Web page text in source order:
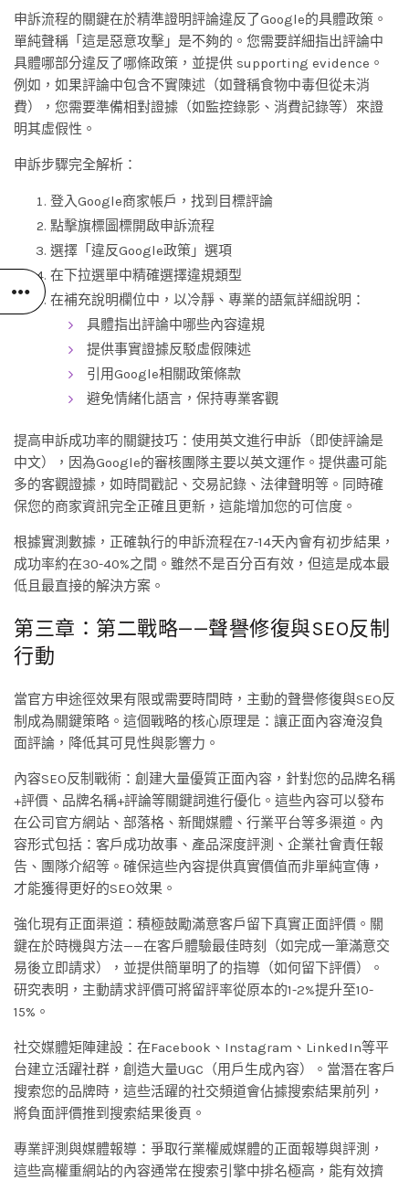
申訴流程的關鍵在於精準證明評論違反了Google的具體政策。
單純聲稱「這是惡意攻擊」是不夠的。您需要詳細指出評論中
具體哪部分違反了哪條政策，並提供 supporting evidence。
例如，如果評論中包含不實陳述（如聲稱食物中毒但從未消
費），您需要準備相對證據（如監控錄影、消費記錄等）來證
明其虛假性。
申訴步驟完全解析：
登入Google商家帳戶，找到目標評論
點擊旗標圖標開啟申訴流程
選擇「違反Google政策」選項
在下拉選單中精確選擇違規類型
在補充說明欄位中，以冷靜、專業的語氣詳細說明：
具體指出評論中哪些內容違規
提供事實證據反駁虛假陳述
引用Google相關政策條款
避免情緒化語言，保持專業客觀
提高申訴成功率的關鍵技巧：使用英文進行申訴（即使評論是
中文），因為Google的審核團隊主要以英文運作。提供盡可能
多的客觀證據，如時間戳記、交易記錄、法律聲明等。同時確
保您的商家資訊完全正確且更新，這能增加您的可信度。
根據實測數據，正確執行的申訴流程在7-14天內會有初步結果，
成功率約在30-40%之間。雖然不是百分百有效，但這是成本最
低且最直接的解決方案。
第三章：第二戰略——聲譽修復與SEO反制
行動
當官方申途徑效果有限或需要時間時，主動的聲譽修復與SEO反
制成為關鍵策略。這個戰略的核心原理是：讓正面內容淹沒負
面評論，降低其可見性與影響力。
內容SEO反制戰術：創建大量優質正面內容，針對您的品牌名稱
+評價、品牌名稱+評論等關鍵詞進行優化。這些內容可以發布
在公司官方網站、部落格、新聞媒體、行業平台等多渠道。內
容形式包括：客戶成功故事、產品深度評測、企業社會責任報
告、團隊介紹等。確保這些內容提供真實價值而非單純宣傳，
才能獲得更好的SEO效果。
強化現有正面渠道：積極鼓勵滿意客戶留下真實正面評價。關
鍵在於時機與方法——在客戶體驗最佳時刻（如完成一筆滿意交
易後立即請求），並提供簡單明了的指導（如何留下評價）。
研究表明，主動請求評價可將留評率從原本的1-2%提升至10-
15%。
社交媒體矩陣建設：在Facebook、Instagram、LinkedIn等平
台建立活躍社群，創造大量UGC（用戶生成內容）。當潛在客戶
搜索您的品牌時，這些活躍的社交頻道會佔據搜索結果前列，
將負面評價推到搜索結果後頁。
專業評測與媒體報導：爭取行業權威媒體的正面報導與評測，
這些高權重網站的內容通常在搜索引擎中排名極高，能有效擠